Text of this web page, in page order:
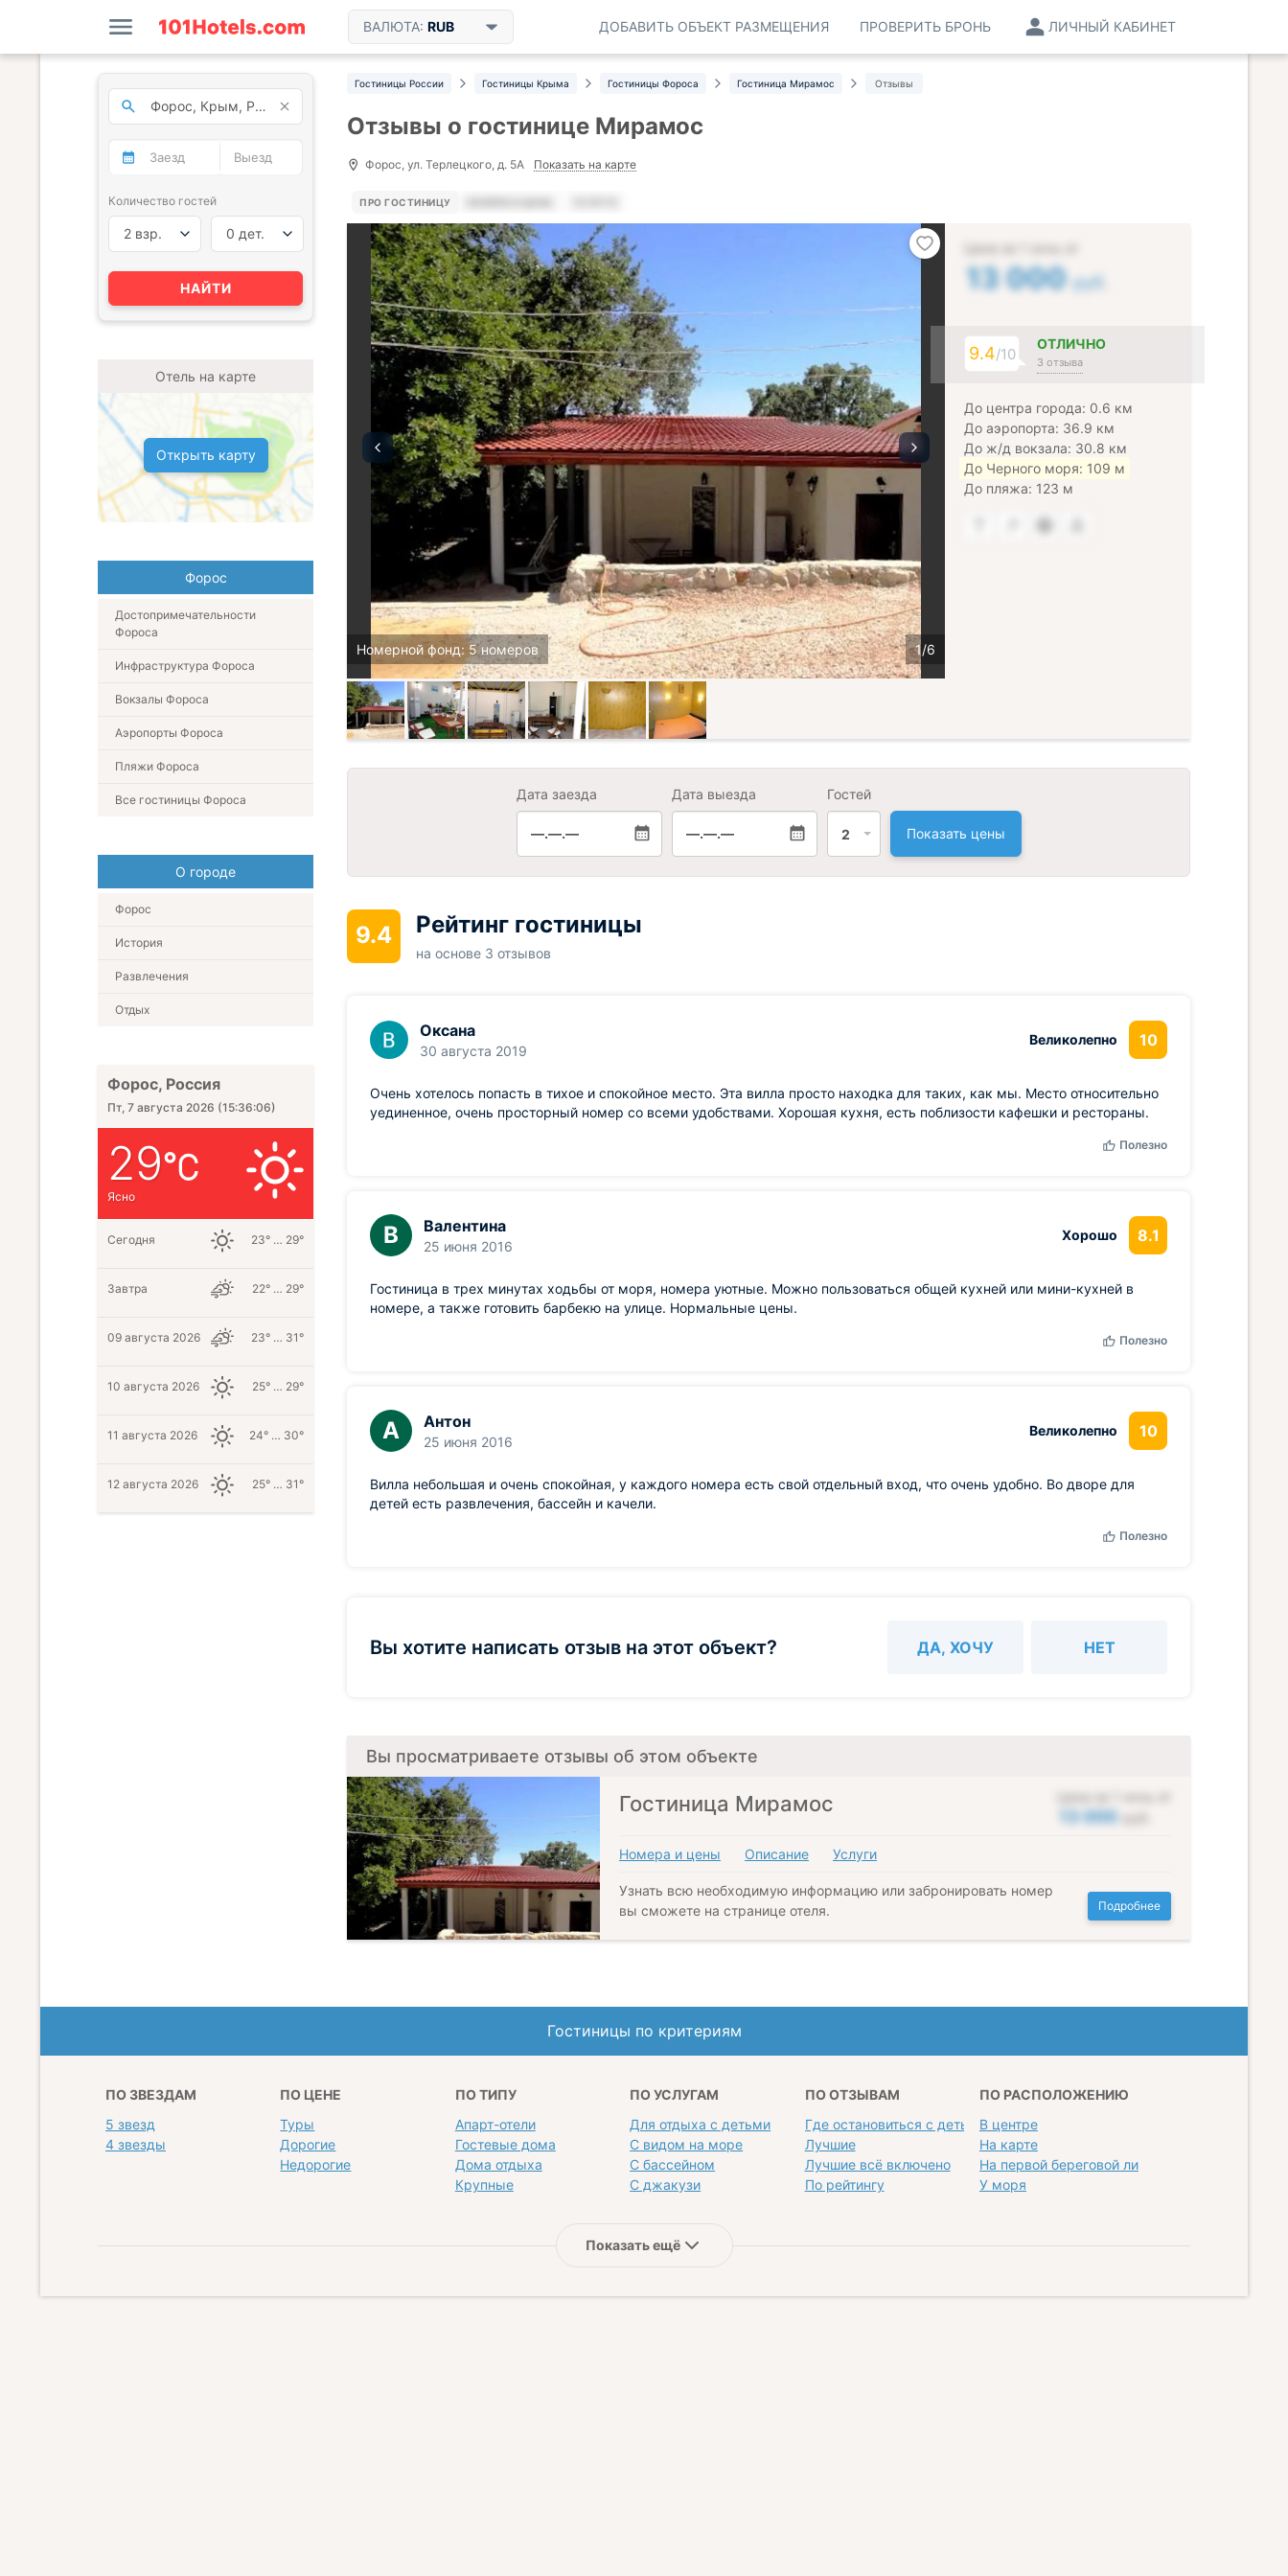
ВАЛЮТА: RUB ЛИЧНЫЙ КАБИНЕТ
ПРОВЕРИТЬ БРОНЬ
ДОБАВИТЬ ОБЪЕКТ РАЗМЕЩЕНИЯ
Гостиницы России Гостиницы Крыма Гостиницы Фороса Гостиница Мирамос Отзывы
Отзывы о гостинице Мирамос
Форос, ул. Терлецкого, д. 5А Показать на карте
ПРО ГОСТИНИЦУ
Номерной фонд: 5 номеров
13 000 руб.
9.4/10
ОТЛИЧНО
3 отзыва
До центра города: 0.6 км
До аэропорта: 36.9 км
До ж/д вокзала: 30.8 км
До Черного моря: 109 м
До пляжа: 123 м
Дата заезда
—.—.—
Дата выезда
—.—.—
Гостей
2 Показать цены
9.4 Рейтинг гостиницы
на основе 3 отзывов
Оксана
30 августа 2019
Великолепно 10
Очень хотелось попасть в тихое и спокойное место. Эта вилла просто находка для таких, как мы. Место относительно
уединенное, очень просторный номер со всеми удобствами. Хорошая кухня, есть поблизости кафешки и рестораны.
Полезно
В Валентина
25 июня 2016
Хорошо 8.1
Гостиница в трех минутах ходьбы от моря, номера уютные. Можно пользоваться общей кухней или мини-кухней в
номере, а также готовить барбекю на улице. Нормальные цены.
Полезно
А Антон
25 июня 2016
Великолепно 10
Вилла небольшая и очень спокойная, у каждого номера есть свой отдельный вход, что очень удобно. Во дворе для
детей есть развлечения, бассейн и качели.
Полезно
Вы хотите написать отзыв на этот объект? ДА, ХОЧУ НЕТ
Вы просматриваете отзывы об этом объекте
13 000
Гостиница Мирамос
Номера и цены Описание Услуги
Узнать всю необходимую информацию или забронировать номер
вы сможете на странице отеля.
Подробнее
Количество гостей
2 взр. 0 дет.
НАЙТИ
Отель на карте
Открыть карту
Форос
Достопримечательности
Фороса
Инфраструктура Фороса
Вокзалы Фороса
Аэропорты Фороса
Пляжи Фороса
Все гостиницы Фороса
О городе
Форос
История
Развлечения
Отдых
Форос, Россия
Пт, 7 августа 2026 (15:36:06)
29
Ясно
Сегодня 23° … 29°
Завтра 22° … 29°
09 августа 2026 23° … 31°
10 августа 2026 25° … 29°
11 августа 2026 24° … 30°
12 августа 2026 25° … 31°
Гостиницы по критериям
ПО ЗВЕЗДАМ
5 звезд
4 звезды
ПО ЦЕНЕ
Туры
Дорогие
Недорогие
ПО ТИПУ
Апарт-отели
Гостевые дома
Дома отдыха
Крупные
ПО УСЛУГАМ
Для отдыха с детьми
С видом на море
С бассейном
С джакузи
ПО ОТЗЫВАМ
Где остановиться с детьми
Лучшие
Лучшие всё включено
По рейтингу
ПО РАСПОЛОЖЕНИЮ
В центре
На карте
На первой береговой линии
У моря
Показать ещё